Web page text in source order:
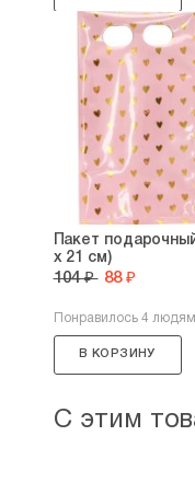
Пакет
х 21 см)
104 ₽ 88 ₽
Понравилось 4 людям
В КОРЗИНУ
С этим